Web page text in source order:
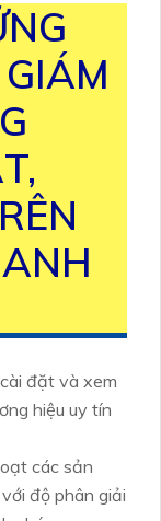
đặt và xem
hiệu uy tín
các sản
độ phân giải